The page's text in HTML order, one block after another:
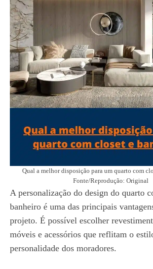
Qual a melhor disposição para um quarto com
Fonte/Reprodução: Original
A personalização do design do quarto
banheiro é uma das principais
projeto. É possível escolher
móveis e acessórios que reflitam o
personalidade dos moradores.